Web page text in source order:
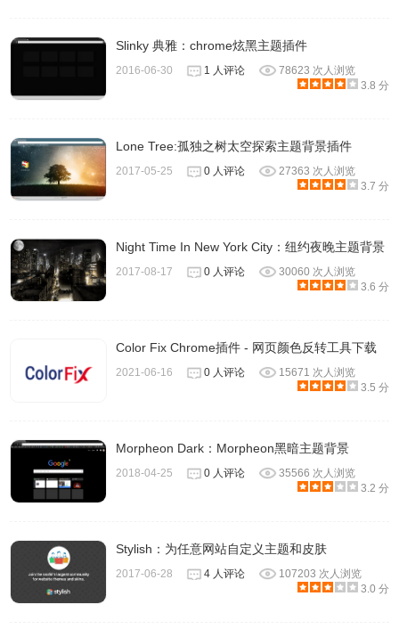
更换网站字体,调整字体粗细
喜欢夜间模式的小伙伴, Dark Reader应该可以满足你了~
Slinky 典雅：chrome炫黑主题插件
2016-06-30 1 人评论
78623 次人浏览
3.8 分
Lone Tree:孤独之树太空探索主题背景插件
2017-05-25 0 人评论
27363 次人浏览
3.7 分
Night Time In New York City：纽约夜晚主题背景
2017-08-17 0 人评论
30060 次人浏览
3.6 分
Color Fix Chrome插件 - 网页颜色反转工具下载
2021-06-16 0 人评论
15671 次人浏览
3.5 分
Morpheon Dark：Morpheon黑暗主题背景
2018-04-25 0 人评论
35566 次人浏览
3.2 分
Stylish：为任意网站自定义主题和皮肤
2017-06-28 4 人评论
107203 次人浏览
3.0 分